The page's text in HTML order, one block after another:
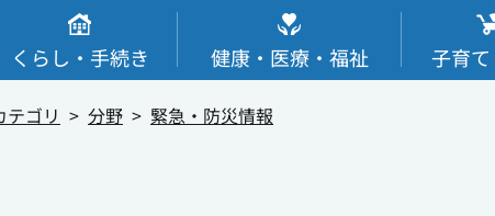
くらし・手続き 健康・医療・福祉 子育
テゴリ 分野 緊急・防災情報